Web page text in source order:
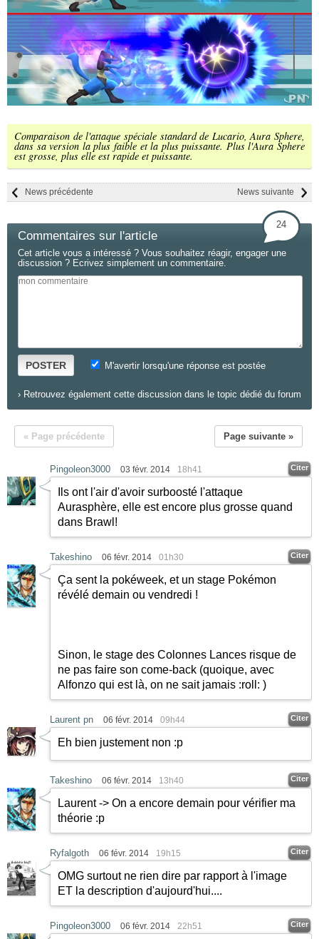
Comparaison de l'attaque spéciale standard de Lucario, Aura Sphere,
dans sa version la plus faible et la plus puissante. Plus l'Aura Sphere
est grosse, plus elle est rapide et puissante.
News suivante
News précédente
Commentaires sur l'article
24
Cet article vous a intéressé ? Vous souhaitez réagir, engager une
discussion ? Ecrivez simplement un commentaire.
POSTER M'avertir lorsqu'une réponse est postée
› Retrouvez également cette discussion dans le topic dédié du forum
« Page précédente Page suivante »
Pingoleon3000 03 févr. 2014 18h41 Citer
Ils ont l'air d'avoir surboosté l'attaque
Aurasphère, elle est encore plus grosse quand
dans Brawl!
Takeshino 06 févr. 2014 01h30 Citer
Ça sent la pokéweek, et un stage Pokémon
révélé demain ou vendredi !
Sinon, le stage des Colonnes Lances risque de
ne pas faire son come-back (quoique, avec
Alfonzo qui est là, on ne sait jamais :roll: )
Laurent pn 06 févr. 2014 09h44 Citer
Eh bien justement non :p
Takeshino 06 févr. 2014 13h40 Citer
Laurent -> On a encore demain pour vérifier ma
théorie :p
Ryfalgoth 06 févr. 2014 19h15 Citer
OMG surtout ne rien dire par rapport à l'image
ET la description d'aujourd'hui....
Pingoleon3000 06 févr. 2014 22h51 Citer